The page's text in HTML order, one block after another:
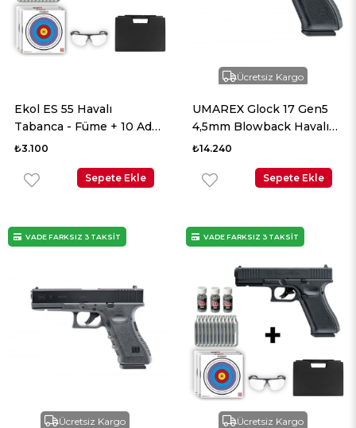
Ekol ES 55 Havalı
Tabanca - Füme + 10 Adet
Co2 + 3 Adet 4.5mm BB +
Gözlük
₺3.100
Sepete Ekle
Ücretsiz Kargo
UMAREX Glock 17 Gen5
4,5mm Blowback Havalı
Tabanca
₺14.240
Sepete Ekle
Ücretsiz Kargo
VADE FARKSIZ 3 TAKSİT
Ücretsiz Kargo
VADE FARKSIZ 3 TAKSİT